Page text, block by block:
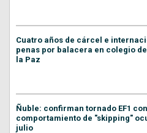
Cuatro años de cárcel e
penas por balacera en colegio
la Paz
Ñuble: confirman tornado EF1 con
comportamiento de "skipping"
julio